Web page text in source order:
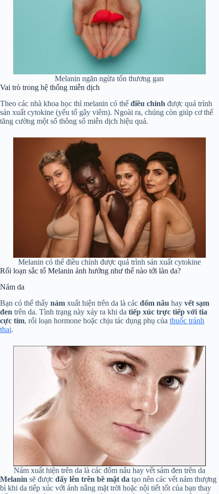
Melanin ngăn ngừa tổn thương gan
Vai trò trong hệ thống miễn dịch
Theo các nhà khoa học thì melanin có thể điều chỉnh được quá trình
sản xuất cytokine (yếu tố gây viêm). Ngoài ra, chúng còn giúp cơ thể
tăng cường một số thông số miễn dịch hiệu quả.
Melanin có thể điều chỉnh được quá trình sản xuất cytokine
Rối loạn sắc tố Melanin ảnh hưởng như thế nào tới làn da?
Nám da
Bạn có thể thấy nám xuất hiện trên da là các đốm nâu hay vết sạm
đen trên da. Tình trạng này xảy ra khi da tiếp xúc trực tiếp với tia
cực tím, rối loạn hormone hoặc chịu tác dụng phụ của thuốc tránh
thai.
Nám xuất hiện trên da là các đốm nâu hay vết sám đen trên da
Melanin sẽ được đẩy lên trên bề mặt da tạo nên các vết nám thượng
bì khi da tiếp xúc với ánh nắng mặt trời hoặc nội tiết tốt của bạn thay